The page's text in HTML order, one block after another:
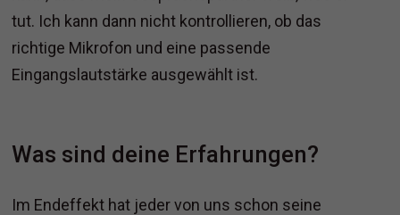
tut. Ich kann dann nicht kontrollieren, ob das
richtige Mikrofon und eine passende
Eingangslautstärke ausgewählt ist.
Was sind deine Erfahrungen?
Im Endeffekt hat jeder von uns schon seine